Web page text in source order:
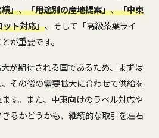
」、「用途別の産地提案」、「中東
ット対応」、そして「高級茶葉ライ
が重要です。
が期待される国であるため、まずは
その後の需要拡大に合わせて供給を
す。また、中東向けのラベル対応や
るかどうかも、継続的な取引を左右